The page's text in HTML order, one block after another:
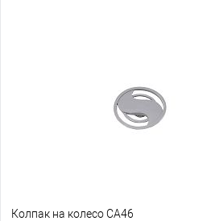
Колпак на колесо CA46